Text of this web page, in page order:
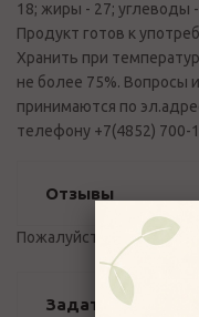
18; жиры - 27; углеводы
Продукт готов к
Хранить при
не более 75%. Вопросы
принимаются по
телефону +7(4852) 700-
Отзывы
Пожалуйста,
Задать вопрос